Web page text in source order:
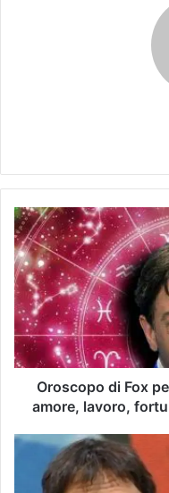
Oroscopo di Fox
amore, lavoro,